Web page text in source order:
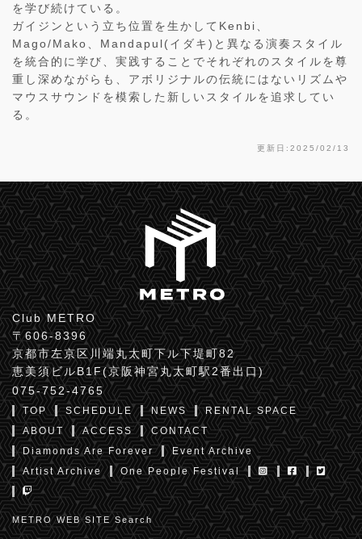
を学び続けている。
ガイジンという立ち位置を生かしてKenbi、
Mago/Mako、Mandapul(イダキ)と異なる演奏スタイル
を統合的に学び、実践することでそれぞれのスタイルを尊
重し深めながらも、アボリジナルの伝統にはないリズムや
マウスサウンドを模索した新しいスタイルを追求してい
る。
更新日:2025/02/13
Club METRO
〒606-8396
京都市左京区川端丸太町下ル下堤町82
恵美須ビルB1F(京阪神宮丸太町駅2番出口)
075-752-4765
TOP SCHEDULE NEWS
RENTAL SPACE
ABOUT
ACCESS
CONTACT
Diamonds Are Forever
Event Archive
Artist Archive
One People Festival
METRO WEB SITE Search